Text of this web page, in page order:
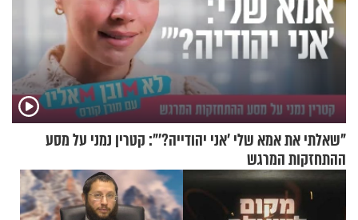
"שאלתי את אמא שלי 'אני יהודייה?'": קטרין נמני על מסע
ההתחזקות המרגש